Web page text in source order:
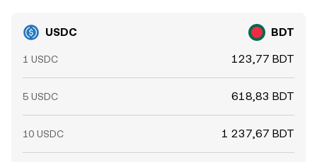
краткосрочную волатильность к USDC/BDT conversion
rate.
USDC BDT
1 USDC 123,77 BDT
5 USDC 618,83 BDT
10 USDC 1 237,67 BDT